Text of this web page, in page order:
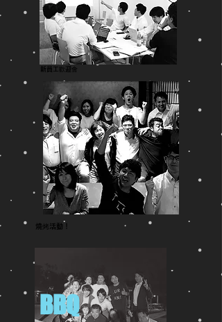
新員工歡迎會
燒烤活動！
BBQ